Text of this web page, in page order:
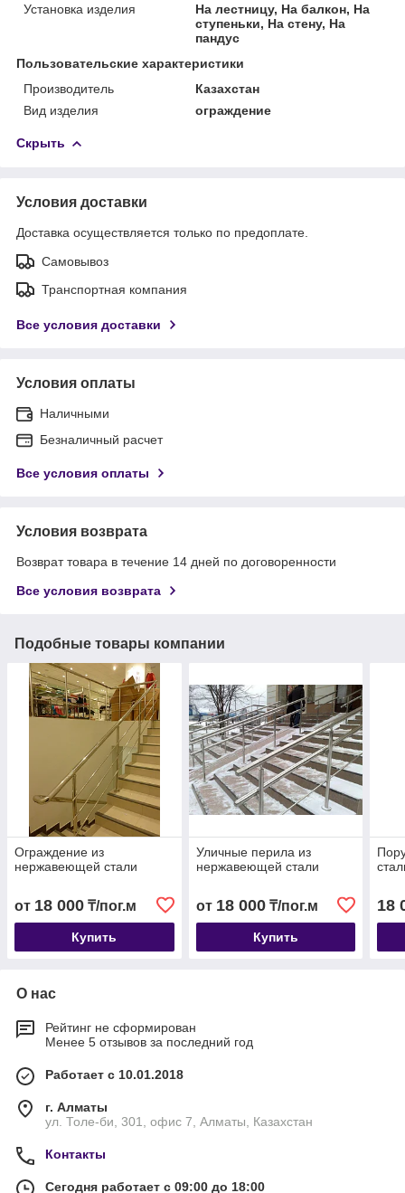
Установка изделия
На лестницу, На балкон, На
ступеньки, На стену, На
пандус
Пользовательские характеристики
Производитель
Казахстан
Вид изделия
ограждение
Скрыть
Условия доставки
Доставка осуществляется только по предоплате.
Самовывоз
Транспортная компания
Все условия доставки
Условия оплаты
Наличными
Безналичный расчет
Все условия оплаты
Условия возврата
Возврат товара в течение 14 дней по договоренности
Все условия возврата
Подобные товары компании
Ограждение из
нержавеющей стали
от 18 000 ₸/пог.м
Купить
Уличные перила из
нержавеющей стали
от 18 000₸/пог.м
Купить
18
О нас
Рейтинг не сформирован
Менее 5 отзывов за последний год
Работает с 10.01.2018
г. Алматы
ул. Толе-би, 301, офис 7, Алматы, Казахстан
Контакты
Сегодня работает с 09:00 до 18:00